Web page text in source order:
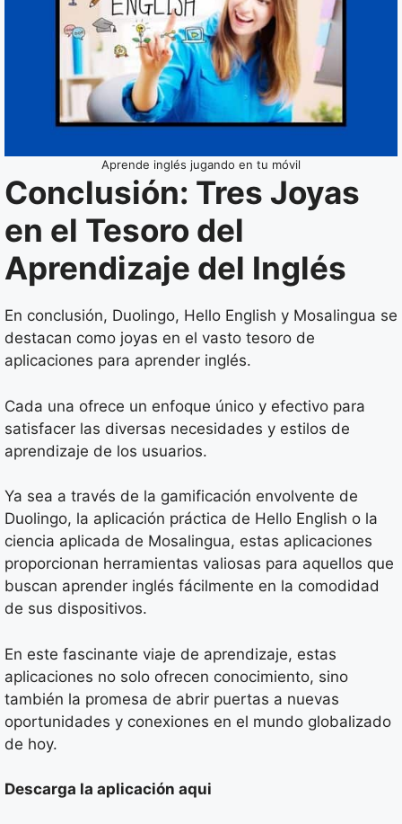
Aprende inglés jugando en tu móvil
Conclusión: Tres Joyas
en el Tesoro del
Aprendizaje del Inglés
En conclusión, Duolingo, Hello English y Mosalingua se
destacan como joyas en el vasto tesoro de
aplicaciones para aprender inglés.
Cada una ofrece un enfoque único y efectivo para
satisfacer las diversas necesidades y estilos de
aprendizaje de los usuarios.
Ya sea a través de la gamificación envolvente de
Duolingo, la aplicación práctica de Hello English o la
ciencia aplicada de Mosalingua, estas aplicaciones
proporcionan herramientas valiosas para aquellos que
buscan aprender inglés fácilmente en la comodidad
de sus dispositivos.
En este fascinante viaje de aprendizaje, estas
aplicaciones no solo ofrecen conocimiento, sino
también la promesa de abrir puertas a nuevas
oportunidades y conexiones en el mundo globalizado
de hoy.
Descarga la aplicación aqui